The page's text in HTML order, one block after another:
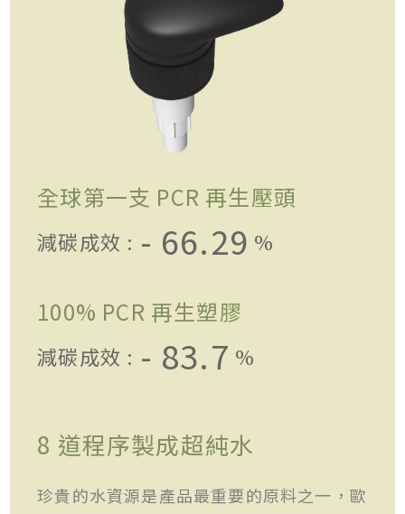
全球第一支 PCR 再生壓頭
減碳成效 : - 66.29 %
100% PCR 再生塑膠
減碳成效 : - 83.7 %
8 道程序製成超純水
珍貴的水資源是產品最重要的原料之一，歐